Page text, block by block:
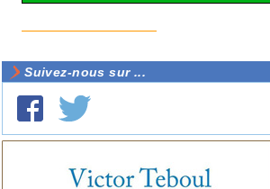
Suivez-nous sur ...